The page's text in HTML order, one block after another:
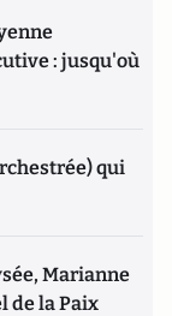
: jusqu'où
qui
Marianne
de la Paix